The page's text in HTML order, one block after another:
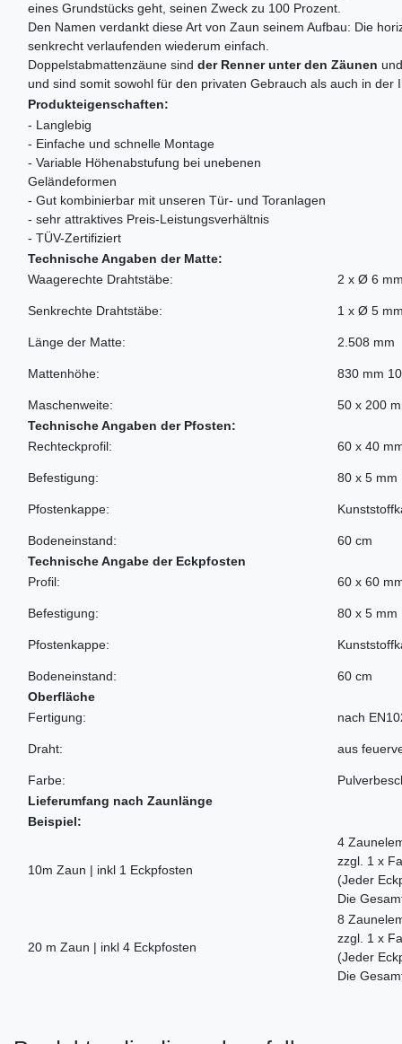
eines Grundstücks geht, seinen Zweck zu 100 Prozent.
Den Namen verdankt diese Art von Zaun seinem Aufbau: Die
senkrecht verlaufenden wiederum einfach.
Doppelstabmattenzäune sind der Renner unter den Zäunen
und sind somit sowohl für den privaten Gebrauch als auch in
Produkteigenschaften:
- Langlebig
- Einfache und schnelle Montage
- Variable Höhenabstufung bei unebenen
Geländeformen
- Gut kombinierbar mit unseren Tür- und Toranlagen
- sehr attraktives Preis-Leistungsverhältnis
- TÜV-Zertifiziert
Technische Angaben der Matte:
Waagerechte Drahtstäbe:
Senkrechte Drahtstäbe:
Länge der Matte:
Mattenhöhe:
Maschenweite:
2 x Ø 6
1 x Ø 5
2.508 mm
830 mm
50 x 200
Technische Angaben der Pfosten:
Rechteckprofil:
Befestigung:
Pfostenkappe:
Bodeneinstand:
60 x 40
80 x 5 mm
60 cm
Technische Angabe der Eckpfosten
Profil:
Befestigung:
Pfostenkappe:
Bodeneinstand:
60 x 60
80 x 5 mm
60 cm
Oberfläche
Fertigung:
Draht:
Farbe:
nach
aus
Lieferumfang nach Zaunlänge
Beispiel:
10m Zaun | inkl 1 Eckpfosten
4
zzgl. 1 x
(Jeder
Die
20 m Zaun | inkl 4 Eckpfosten
8
zzgl. 1 x
(Jeder
Die